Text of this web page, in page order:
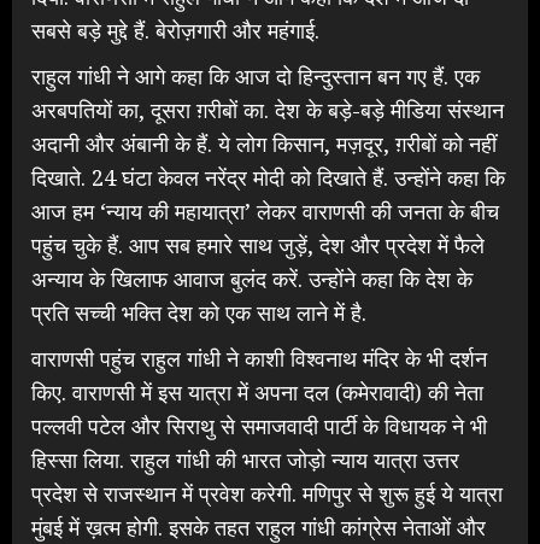
सबसे बड़े मुद्दे हैं. बेरोज़गारी और महंगाई.
राहुल गांधी ने आगे कहा कि आज दो हिन्दुस्तान बन गए हैं. एक
अरबपतियों का, दूसरा ग़रीबों का. देश के बड़े-बड़े मीडिया संस्थान
अदानी और अंबानी के हैं. ये लोग किसान, मज़दूर, ग़रीबों को नहीं
दिखाते. 24 घंटा केवल नरेंद्र मोदी को दिखाते हैं. उन्होंने कहा कि
आज हम ‘न्याय की महायात्रा’ लेकर वाराणसी की जनता के बीच
पहुंच चुके हैं. आप सब हमारे साथ जुड़ें, देश और प्रदेश में फैले
अन्याय के खिलाफ आवाज बुलंद करें. उन्होंने कहा कि देश के
प्रति सच्ची भक्ति देश को एक साथ लाने में है.
वाराणसी पहुंच राहुल गांधी ने काशी विश्वनाथ मंदिर के भी दर्शन
किए. वाराणसी में इस यात्रा में अपना दल (कमेरावादी) की नेता
पल्लवी पटेल और सिराथु से समाजवादी पार्टी के विधायक ने भी
हिस्सा लिया. राहुल गांधी की भारत जोड़ो न्याय यात्रा उत्तर
प्रदेश से राजस्थान में प्रवेश करेगी. मणिपुर से शुरू हुई ये यात्रा
मुंबई में ख़त्म होगी. इसके तहत राहुल गांधी कांग्रेस नेताओं और